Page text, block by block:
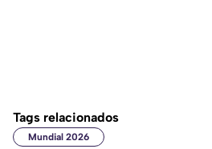
Tags relacionados
Mundial 2026